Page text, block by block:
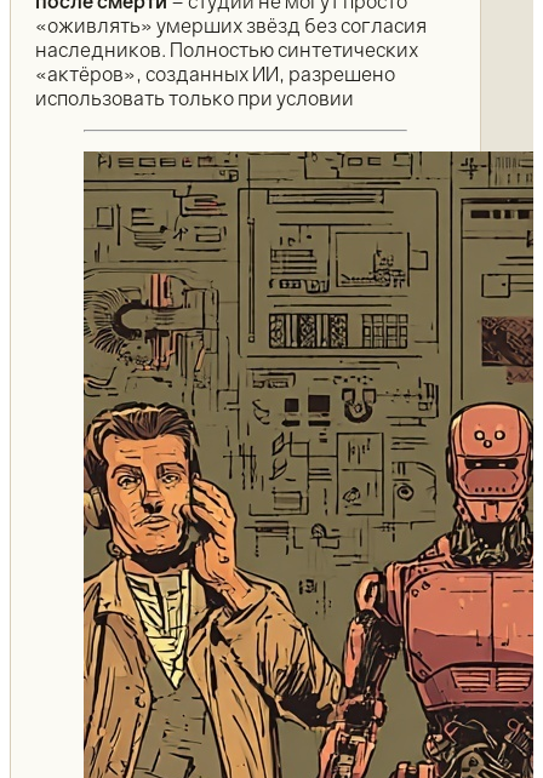
«оживлять» умерших звёзд без согласия
наследников. Полностью синтетических
«актёров», созданных ИИ, разрешено
использовать только при условии